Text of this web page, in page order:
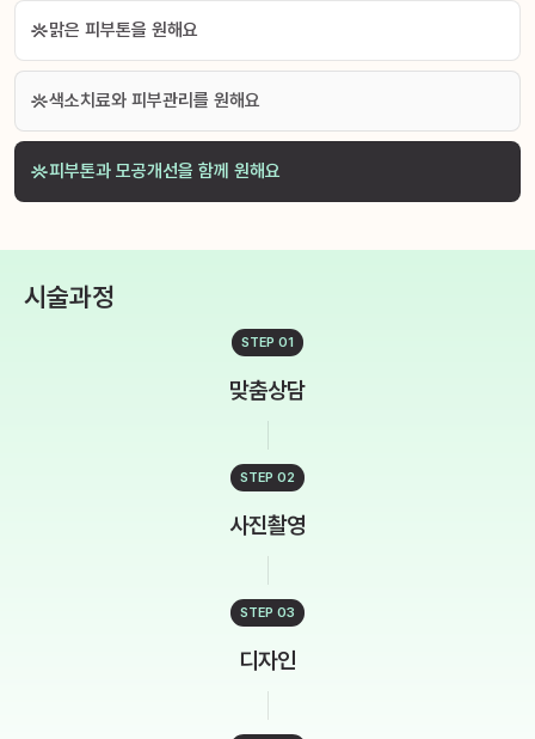
맑은 피부톤을 원해요
색소치료와 피부관리를 원해요
피부톤과 모공개선을 함께 원해요
시술과정
STEP 01
맞춤상담
STEP 02
사진촬영
STEP 03
디자인